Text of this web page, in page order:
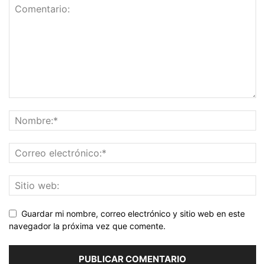
Guardar mi nombre, correo electrónico y sitio web en este
navegador la próxima vez que comente.